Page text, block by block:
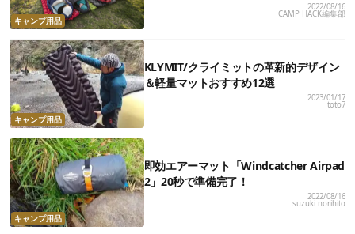
キャンプ用品
2022/08/16
CAMP HACK編集部
キャンプ用品
KLYMIT/クライミットの革新的デザイン
＆軽量マットおすすめ12選
2023/01/17
toto7
キャンプ用品
即効エアーマット「Windcatcher Airpad
2」20秒で準備完了！
2022/08/16
suzuki norihito